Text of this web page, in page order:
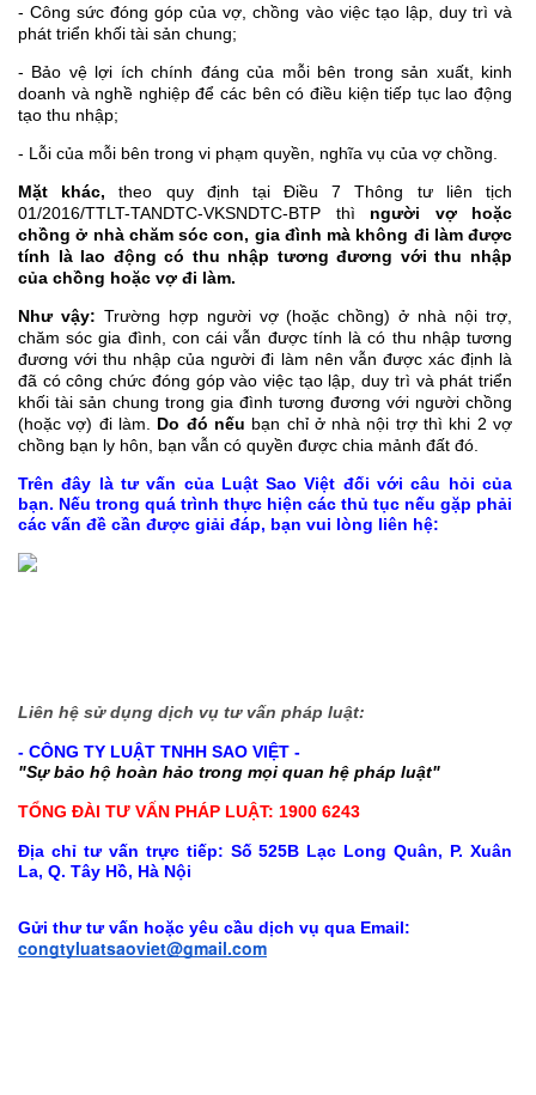
- Công sức đóng góp của vợ, chồng vào việc tạo lập, duy trì và
phát triển khối tài sản chung;
- Bảo vệ lợi ích chính đáng của mỗi bên trong sản xuất, kinh
doanh và nghề nghiệp để các bên có điều kiện tiếp tục lao động
tạo thu nhập;
- Lỗi của mỗi bên trong vi phạm quyền, nghĩa vụ của vợ chồng.
Mặt khác, theo quy định tại Điều 7 Thông tư liên tịch
01/2016/TTLT-TANDTC-VKSNDTC-BTP thì người vợ hoặc
chồng ở nhà chăm sóc con, gia đình mà không đi làm được
tính là lao động có thu nhập tương đương với thu nhập
của chồng hoặc vợ đi làm.
Như vậy: Trường hợp người vợ (hoặc chồng) ở nhà nội trợ,
chăm sóc gia đình, con cái vẫn được tính là có thu nhập tương
đương với thu nhập của người đi làm nên vẫn được xác định là
đã có công chức đóng góp vào việc tạo lập, duy trì và phát triển
khối tài sản chung trong gia đình tương đương với người chồng
(hoặc vợ) đi làm. Do đó nếu bạn chỉ ở nhà nội trợ thì khi 2 vợ
chồng bạn ly hôn, bạn vẫn có quyền được chia mảnh đất đó.
Trên đây là tư vấn của Luật Sao Việt đối với câu hỏi của
bạn. Nếu trong quá trình thực hiện các thủ tục nếu gặp phải
các vấn đề cần được giải đáp, bạn vui lòng liên hệ:
Liên hệ sử dụng dịch vụ tư vấn pháp luật:
- CÔNG TY LUẬT TNHH SAO VIỆT -
"Sự bảo hộ hoàn hảo trong mọi quan hệ pháp luật"
TỔNG ĐÀI TƯ VẤN PHÁP LUẬT: 1900 6243
Địa chỉ tư vấn trực tiếp: Số 525B Lạc Long Quân, P. Xuân
La, Q. Tây Hồ, Hà Nội
Gửi thư tư vấn hoặc yêu cầu dịch vụ qua Email:
congtyluatsaoviet@gmail.com